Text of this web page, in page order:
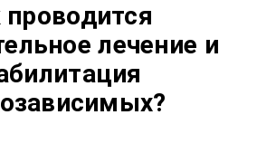
проводится
лечение и